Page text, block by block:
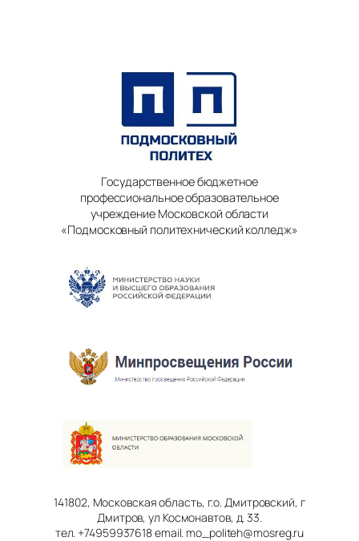
Государственное бюджетное
профессиональное образовательное
учреждение Московской области
«Подмосковный политехнический колледж»
141802, Московская область, г.о. Дмитровский, г
Дмитров, ул Космонавтов, д. 33.
тел. +74959937618 email. mo_politeh@mosreg.ru